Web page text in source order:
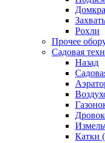
Рохли
Прочее
Садовая
Назад
Катки